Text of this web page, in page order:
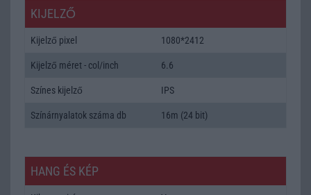
KIJELZŐ
Kijelző pixel 1080*2412
Kijelző méret - col/inch 6.6
Színes kijelző IPS
Színárnyalatok száma db 16m (24 bit)
HANG ÉS KÉP